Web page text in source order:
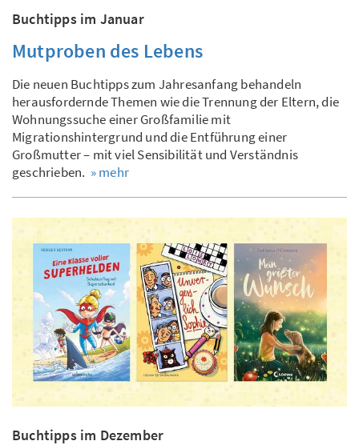
Buchtipps im Januar
Mutproben des Lebens
Die neuen Buchtipps zum Jahresanfang behandeln
herausfordernde Themen wie die Trennung der Eltern, die
Wohnungssuche einer Großfamilie mit
Migrationshintergrund und die Entführung einer
Großmutter – mit viel Sensibilität und Verständnis
geschrieben. » mehr
Buchtipps im Dezember